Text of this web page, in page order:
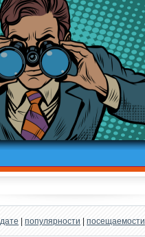
дате | популярности | посещаемости